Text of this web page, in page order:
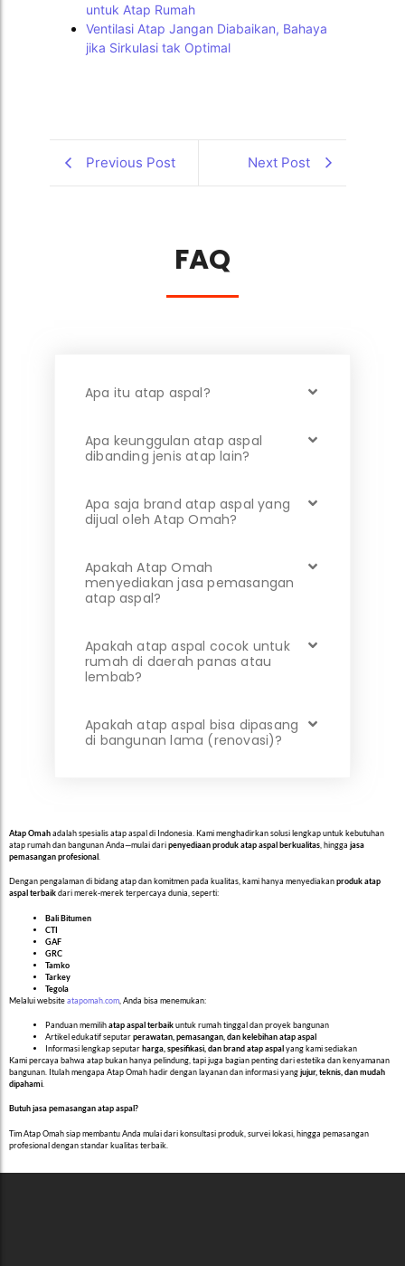
untuk Atap Rumah
Ventilasi Atap Jangan Diabaikan, Bahaya
jika Sirkulasi tak Optimal
Previous Post Next Post
FAQ
Apa itu atap aspal?
Apa keunggulan atap aspal
dibanding jenis atap lain?
Apa saja brand atap aspal yang
dijual oleh Atap Omah?
Apakah Atap Omah
menyediakan jasa pemasangan
atap aspal?
Apakah atap aspal cocok untuk
rumah di daerah panas atau
lembab?
Apakah atap aspal bisa dipasang
di bangunan lama (renovasi)?
Atap Omahadalah spesialis atap aspal di Indonesia. Kami menghadirkan solusi lengkap untuk kebutuhan
atap rumah dan bangunan Anda—mulai daripenyediaan produk atap aspal berkualitas , hingga jasa
pemasangan profesional
Dengan pengalaman di bidang atap dan komitmen pada kualitas, kami hanya menyediakanproduk atap
aspal terbaikdari merek-merek terpercaya dunia, seperti:
Bali Bitumen
CTI
GAF
GRC
Tamko
Tarkey
Tegola
Melalui websiteatapomah.com , Anda bisa menemukan:
Panduan memilihatap aspal terbaikuntuk rumah tinggal dan proyek bangunan
Artikel edukatif seputarperawatan, pemasangan, dan kelebihan atap aspal
Informasi lengkap seputarharga, spesifikasi, dan brand atap aspalyang kami sediakan
Kami percaya bahwa atap bukan hanya pelindung, tapi juga bagian penting dari estetika dan kenyamanan
bangunan. Itulah mengapa Atap Omah hadir dengan layanan dan informasi yangjujur, teknis, dan mudah
dipahami
Butuh jasa pemasangan atap aspal?
Tim Atap Omah siap membantu Anda mulai dari konsultasi produk, survei lokasi, hingga pemasangan
profesional dengan standar kualitas terbaik.